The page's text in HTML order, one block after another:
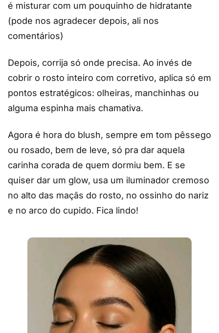
é misturar com um pouquinho de hidratante
(pode nos agradecer depois, ali nos
comentários)
Depois, corrija só onde precisa. Ao invés de
cobrir o rosto inteiro com corretivo, aplica só em
pontos estratégicos: olheiras, manchinhas ou
alguma espinha mais chamativa.
Agora é hora do blush, sempre em tom pêssego
ou rosado, bem de leve, só pra dar aquela
carinha corada de quem dormiu bem. E se
quiser dar um glow, usa um iluminador cremoso
no alto das maçãs do rosto, no ossinho do nariz
e no arco do cupido. Fica lindo!